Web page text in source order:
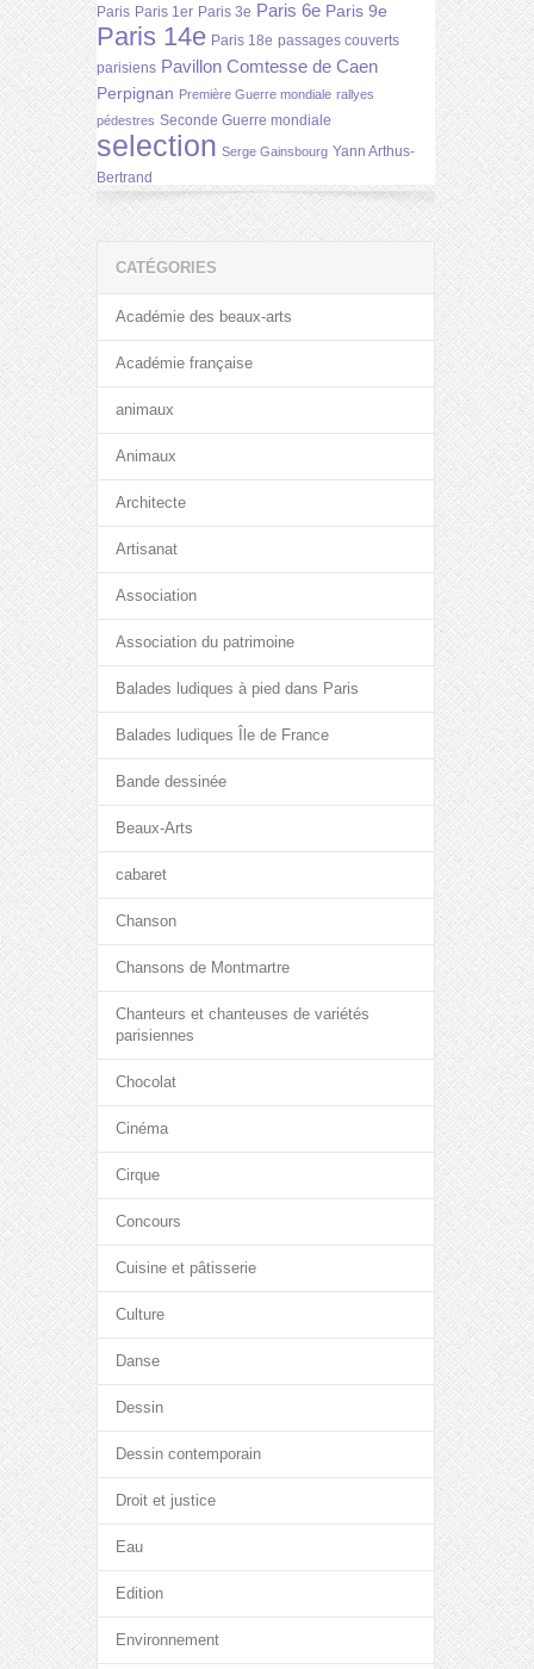
Paris Paris 1er Paris 3e Paris 6e Paris 9e
Paris 14e Paris 18e passages couverts
parisiens Pavillon Comtesse de Caen
Perpignan Première Guerre mondiale rallyes
pédestres Seconde Guerre mondiale
selection Serge Gainsbourg Yann Arthus-
Bertrand
CATÉGORIES
Académie des beaux-arts
Académie française
animaux
Animaux
Architecte
Artisanat
Association
Association du patrimoine
Balades ludiques à pied dans Paris
Balades ludiques Île de France
Bande dessinée
Beaux-Arts
cabaret
Chanson
Chansons de Montmartre
Chanteurs et chanteuses de variétés
parisiennes
Chocolat
Cinéma
Cirque
Concours
Cuisine et pâtisserie
Culture
Danse
Dessin
Dessin contemporain
Droit et justice
Eau
Edition
Environnement